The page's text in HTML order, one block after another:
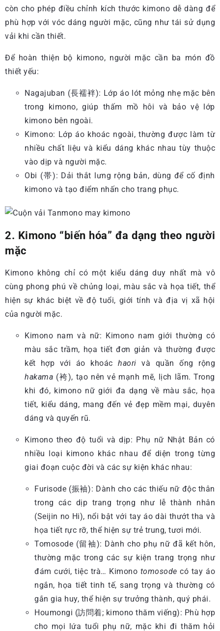
còn cho phép điều chỉnh kích thước kimono dễ dàng để
phù hợp với vóc dáng người mặc, cũng như tái sử dụng
vải khi cần thiết.
Để hoàn thiện bộ kimono, người mặc cần ba món đồ
thiết yếu:
Nagajuban (長襦袢): Lớp áo lót mỏng nhẹ mặc bên
trong kimono, giúp thấm mồ hôi và bảo vệ lớp
kimono bên ngoài.
Kimono: Lớp áo khoác ngoài, thường được làm từ
nhiều chất liệu và kiểu dáng khác nhau tùy thuộc
vào dịp và người mặc.
Obi (帯): Dải thắt lưng rộng bản, dùng để cố định
kimono và tạo điểm nhấn cho trang phục.
2. Kimono “biến hóa” đa dạng theo người
mặc
Kimono không chỉ có một kiểu dáng duy nhất mà vô
cùng phong phú về chủng loại, màu sắc và họa tiết, thể
hiện sự khác biệt về độ tuổi, giới tính và địa vị xã hội
của người mặc.
Kimono nam và nữ: Kimono nam giới thường có
màu sắc trầm, họa tiết đơn giản và thường được
kết hợp với áo khoáchaori và quần ống rộng
hakama (袴), tạo nên vẻ mạnh mẽ, lịch lãm. Trong
khi đó, kimono nữ giới đa dạng về màu sắc, họa
tiết, kiểu dáng, mang đến vẻ đẹp mềm mại, duyên
dáng và quyến rũ.
Kimono theo độ tuổi và dịp: Phụ nữ Nhật Bản có
nhiều loại kimono khác nhau để diện trong từng
giai đoạn cuộc đời và các sự kiện khác nhau:
Furisode (振袖): Dành cho các thiếu nữ độc thân
trong các dịp trang trọng như lễ thành nhân
(Seijin no Hi), nổi bật với tay áo dài thướt tha và
họa tiết rực rỡ, thể hiện sự trẻ trung, tươi mới.
Tomosode (留袖): Dành cho phụ nữ đã kết hôn,
thường mặc trong các sự kiện trang trọng như
đám cưới, tiệc trà… Kimono tomosode có tay áo
ngắn, họa tiết tinh tế, sang trọng và thường có
gắn gia huy, thể hiện sự trưởng thành, quý phái.
Houmongi (訪問着; kimono thăm viếng): Phù hợp
cho mọi lứa tuổi phụ nữ, mặc khi đi thăm hỏi